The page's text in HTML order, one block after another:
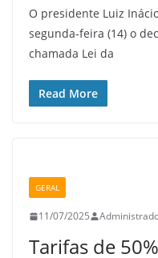
O presidente Luiz
segunda-feira (14) o
chamada Lei da
Read More
GERAL
11/07/2025
Tarifas de